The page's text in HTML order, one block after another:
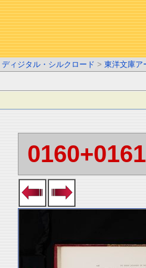
ディジタル・シルクロード > 東洋文庫ア
0160+0161